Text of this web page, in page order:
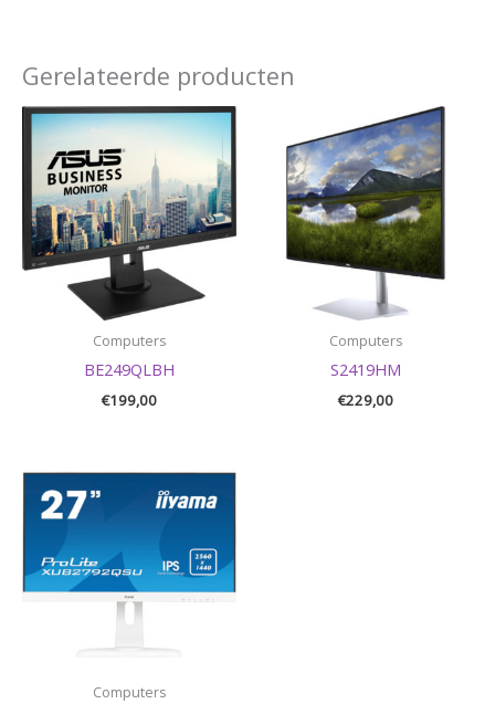
Gerelateerde producten
Computers
BE249QLBH
€199,00
Computers
S2419HM
€229,00
Computers